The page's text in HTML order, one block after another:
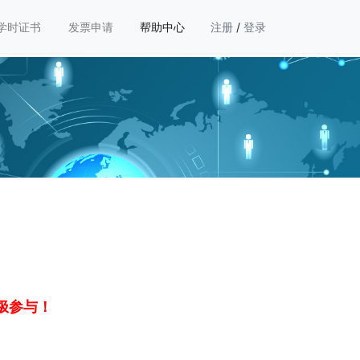
时证书 发票申请 帮助中心 注册 / 登录
与！